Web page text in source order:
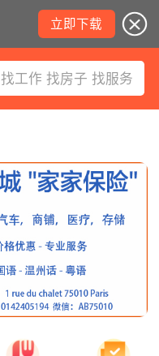
立即下载
找工作 找房子 找服务